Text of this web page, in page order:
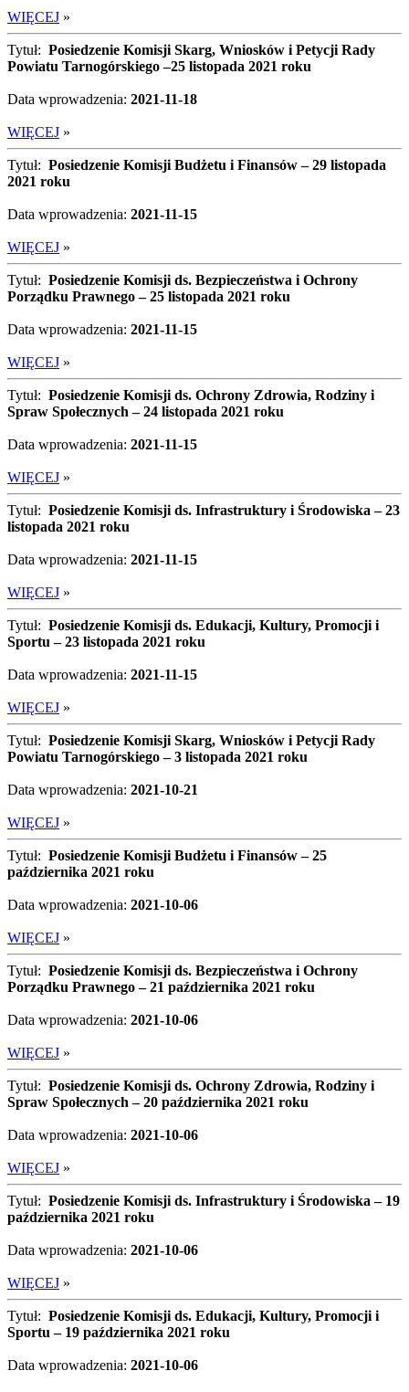
WIĘCEJ »
Tytuł: Posiedzenie Komisji Skarg, Wniosków i Petycji Rady
Powiatu Tarnogórskiego –25 listopada 2021 roku
Data wprowadzenia: 2021-11-18
WIĘCEJ »
Tytuł: Posiedzenie Komisji Budżetu i Finansów – 29 listopada
2021 roku
Data wprowadzenia: 2021-11-15
WIĘCEJ »
Tytuł: Posiedzenie Komisji ds. Bezpieczeństwa i Ochrony
Porządku Prawnego – 25 listopada 2021 roku
Data wprowadzenia: 2021-11-15
WIĘCEJ »
Tytuł: Posiedzenie Komisji ds. Ochrony Zdrowia, Rodziny i
Spraw Społecznych – 24 listopada 2021 roku
Data wprowadzenia: 2021-11-15
WIĘCEJ »
Tytuł: Posiedzenie Komisji ds. Infrastruktury i Środowiska – 23
listopada 2021 roku
Data wprowadzenia: 2021-11-15
WIĘCEJ »
Tytuł: Posiedzenie Komisji ds. Edukacji, Kultury, Promocji i
Sportu – 23 listopada 2021 roku
Data wprowadzenia: 2021-11-15
WIĘCEJ »
Tytuł: Posiedzenie Komisji Skarg, Wniosków i Petycji Rady
Powiatu Tarnogórskiego – 3 listopada 2021 roku
Data wprowadzenia: 2021-10-21
WIĘCEJ »
Tytuł: Posiedzenie Komisji Budżetu i Finansów – 25
października 2021 roku
Data wprowadzenia: 2021-10-06
WIĘCEJ »
Tytuł: Posiedzenie Komisji ds. Bezpieczeństwa i Ochrony
Porządku Prawnego – 21 października 2021 roku
Data wprowadzenia: 2021-10-06
WIĘCEJ »
Tytuł: Posiedzenie Komisji ds. Ochrony Zdrowia, Rodziny i
Spraw Społecznych – 20 października 2021 roku
Data wprowadzenia: 2021-10-06
WIĘCEJ »
Tytuł: Posiedzenie Komisji ds. Infrastruktury i Środowiska – 19
października 2021 roku
Data wprowadzenia: 2021-10-06
WIĘCEJ »
Tytuł: Posiedzenie Komisji ds. Edukacji, Kultury, Promocji i
Sportu – 19 października 2021 roku
Data wprowadzenia: 2021-10-06